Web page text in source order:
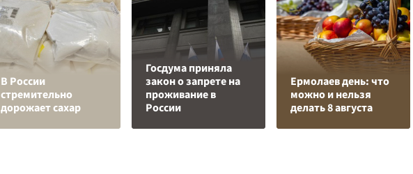
В России
стремительно
дорожает сахар
Госдума приняла
закон о запрете на
проживание в
России
Ермолаев день: что
можно и нельзя
делать 8 августа